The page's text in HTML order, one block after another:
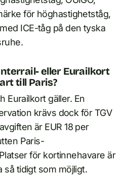
för höghastighetståg,
ICE-tåg på den tyska
eller Eurailkort
till Paris?
Eurailkort gäller. En
krävs dock för TGV
är EUR 18 per
Paris-
för kortinnehavare är
så tidigt som möjligt.